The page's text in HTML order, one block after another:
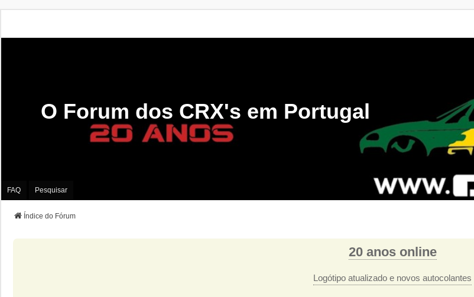
O Forum dos CRX's em Portugal
FAQ Pesquisar
Índice do Fórum
20 anos online
Logótipo atualizado e novos autocolantes